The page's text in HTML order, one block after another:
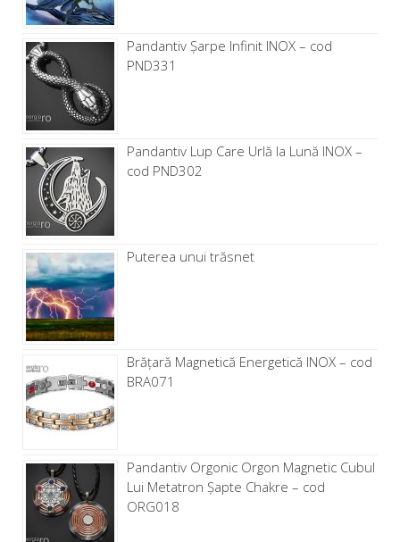
Pandantiv Șarpe Infinit INOX – cod
PND331
Pandantiv Lup Care Urlă la Lună INOX –
cod PND302
Puterea unui trăsnet
Brăţară Magnetică Energetică INOX – cod
BRA071
Pandantiv Orgonic Orgon Magnetic Cubul
Lui Metatron Șapte Chakre – cod
ORG018